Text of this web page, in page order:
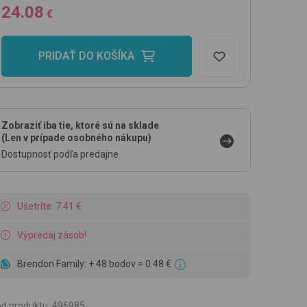
24.08 €
PRIDAŤ DO KOŠÍKA
Zobraziť iba tie, ktoré sú na sklade
(Len v prípade osobného nákupu)
Dostupnosť podľa predajne
Ušetríte: 7.41 €
Výpredaj zásob!
Brendon Family: + 48 bodov = 0.48 €